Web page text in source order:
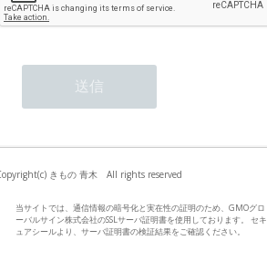
きもの 青木 All rights reserved
当サイトでは、通信情報の暗号化と実在性の証明のため、GMOグロ
ーバルサイン株式会社のSSLサーバ証明書を使用しております。 セキ
ュアシールより、サーバ証明書の検証結果をご確認ください。